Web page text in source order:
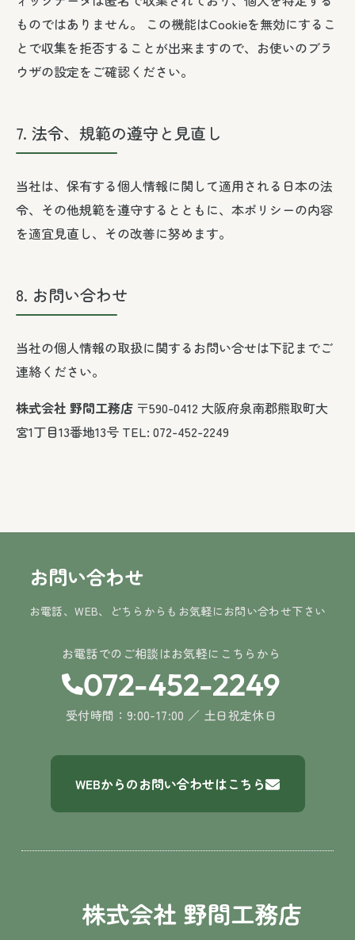
ものではありません。 この機能はCookieを無効にするこ
とで収集を拒否することが出来ますので、お使いのブラ
ウザの設定をご確認ください。
7. 法令、規範の遵守と見直し
当社は、保有する個人情報に関して適用される日本の法
令、その他規範を遵守するとともに、本ポリシーの内容
を適宜見直し、その改善に努めます。
8. お問い合わせ
当社の個人情報の取扱に関するお問い合せは下記までご
連絡ください。
株式会社 野間工務店 〒590-0412 大阪府泉南郡熊取町大
宮1丁目13番地13号 TEL: 072-452-2249
お問い合わせ
お電話、WEB、どちらからもお気軽にお問い合わせ下さい
お電話でのご相談はお気軽にこちらから
072-452-2249
受付時間：9:00-17:00 ／ 土日祝定休日
WEBからのお問い合わせはこちら